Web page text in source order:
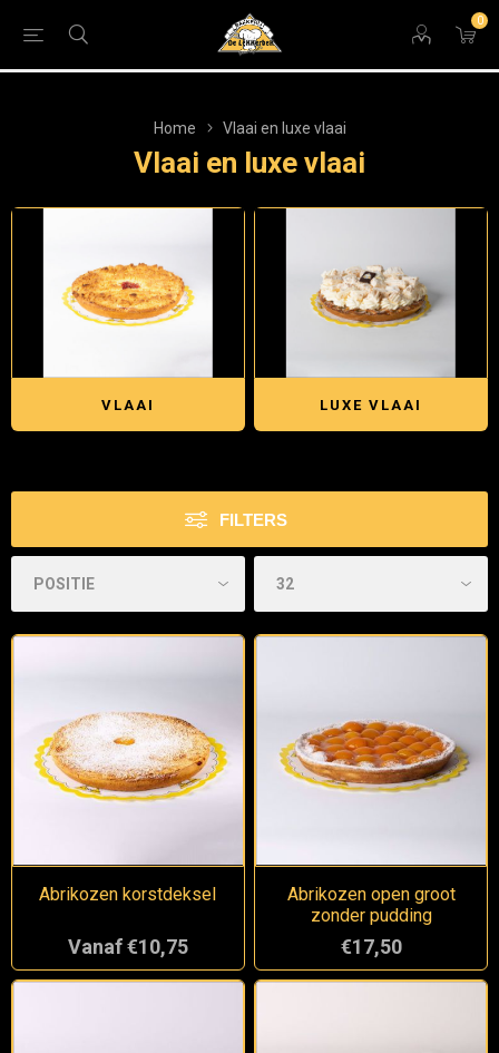
0
Home Vlaai en luxe vlaai
Vlaai en luxe vlaai
VLAAI LUXE VLAAI
FILTERS
Abrikozen korstdeksel
Vanaf €10,75
Abrikozen open groot
zonder pudding
€17,50